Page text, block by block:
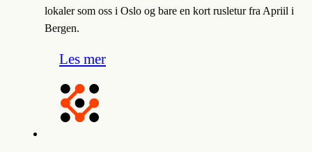
lokaler som oss i Oslo og bare en kort rusletur fra Apriil i
Bergen.
Les mer